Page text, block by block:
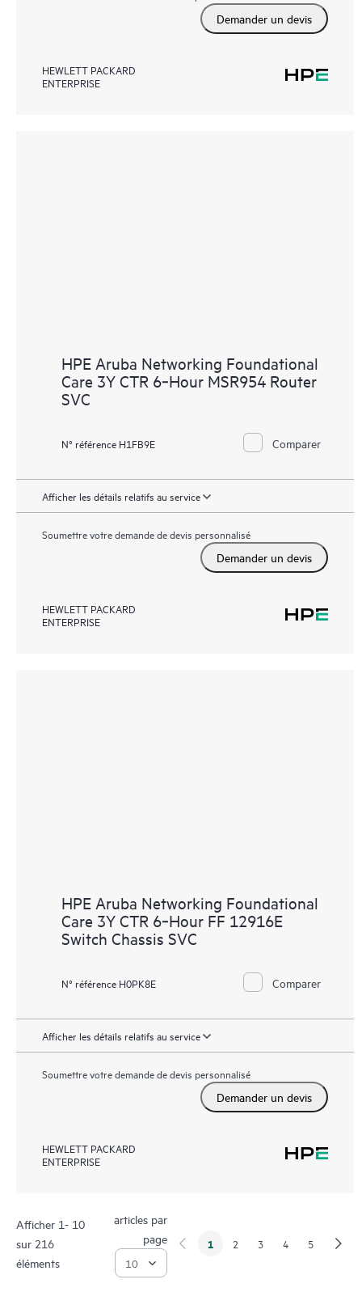
Demander un devis
HEWLETT PACKARD
ENTERPRISE
HPE Aruba Networking Foundational
Care 3Y CTR 6‑Hour MSR954 Router
SVC
N° référence H1FB9E Comparer
Afficher les détails relatifs au service
Soumettre votre demande de devis personnalisé
Demander un devis
HEWLETT PACKARD
ENTERPRISE
HPE Aruba Networking Foundational
Care 3Y CTR 6‑Hour FF 12916E
Switch Chassis SVC
N° référence H0PK8E Comparer
Afficher les détails relatifs au service
Soumettre votre demande de devis personnalisé
Demander un devis
HEWLETT PACKARD
ENTERPRISE
Afficher 1- 10
sur 216
éléments
articles par
page
1 2 3 4 5